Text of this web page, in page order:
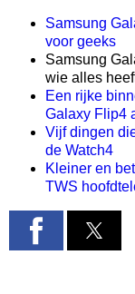
Samsung
voor geeks
Samsung
wie alles
Een rijke
Galaxy Flip4
Vijf dingen
de Watch4
Kleiner en
TWS